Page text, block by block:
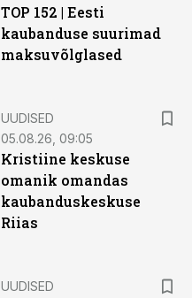
TOP 152 | Eesti
kaubanduse suurimad
maksuvõlglased
UUDISED
05.08.26, 09:05
Kristiine keskuse
omanik omandas
kaubanduskeskuse
Riias
UUDISED